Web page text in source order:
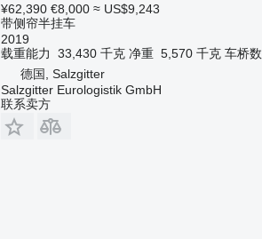
¥62,390 €8,000 ≈ US$9,243
带侧帘半挂车
2019
载重能力
33,430 千克 净重 5,570 千克 车桥数
德国, Salzgitter
Salzgitter Eurologistik GmbH
联系卖方